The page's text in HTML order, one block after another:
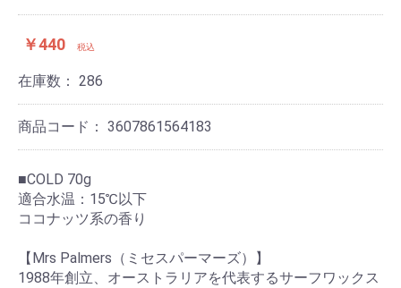
￥440 税込
在庫数： 286
商品コード： 3607861564183
■COLD 70g
適合水温：15℃以下
ココナッツ系の香り
【Mrs Palmers（ミセスパーマーズ）】
1988年創立、オーストラリアを代表するサーフワックス